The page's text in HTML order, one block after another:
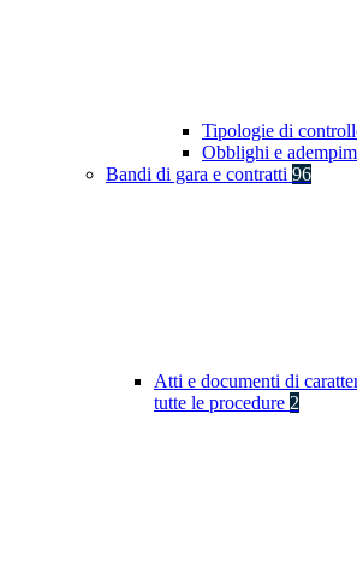
Tipologie di
Obblighi e
Bandi di gara e contratti 96
Atti e documenti di
tutte le procedure 2